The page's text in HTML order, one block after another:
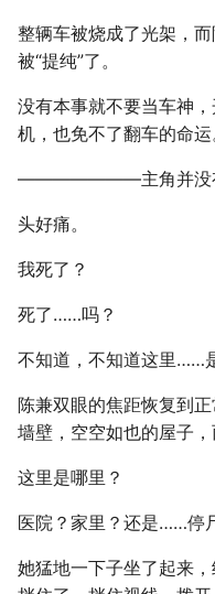
整辆车被烧成了光架，
被“提纯”了。
没有本事就不要当车神
机，也免不了翻车的命运
———————主角并
头好痛。
我死了？
死了……吗？
不知道，不知道这里……
陈兼双眼的焦距恢复到
墙壁，空空如也的屋子，
这里是哪里？
医院？家里？还是……停
她猛地一下子坐了起来